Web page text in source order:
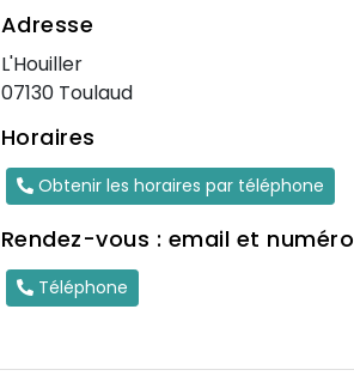
Adresse
L'Houiller
07130 Toulaud
Horaires
Obtenir les horaires par téléphone
Rendez-vous : email et numéro
Téléphone